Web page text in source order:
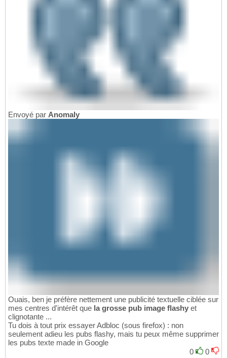
Envoyé par Anomaly
Ouais, ben je préfère nettement une publicité textuelle ciblée sur
mes centres d'intérêt que la grosse pub image flashy et
clignotante ...
Tu dois à tout prix essayer Adbloc (sous firefox) : non
seulement adieu les pubs flashy, mais tu peux même supprimer
les pubs texte made in Google
0
0